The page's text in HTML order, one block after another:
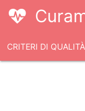
CRITERI DI QUALITÀ